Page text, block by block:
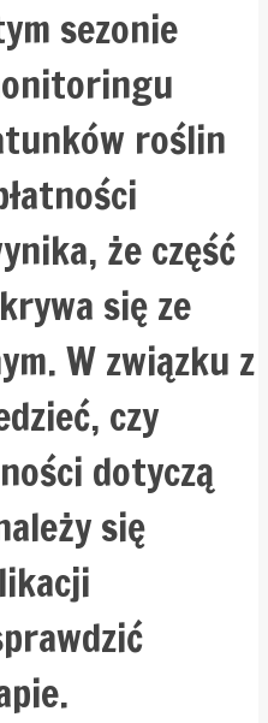
sezonie
roślin
że część
się ze
W związku z
czy
dotyczą
się